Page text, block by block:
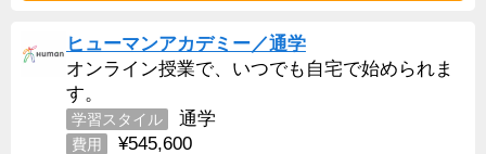
ヒューマンアカデミー／通学
オンライン授業で、いつでも自宅で始められま
す。
学習スタイル 通学
費用 ¥545,600